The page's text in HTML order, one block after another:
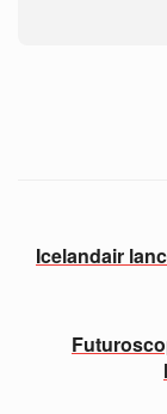
Icelandair